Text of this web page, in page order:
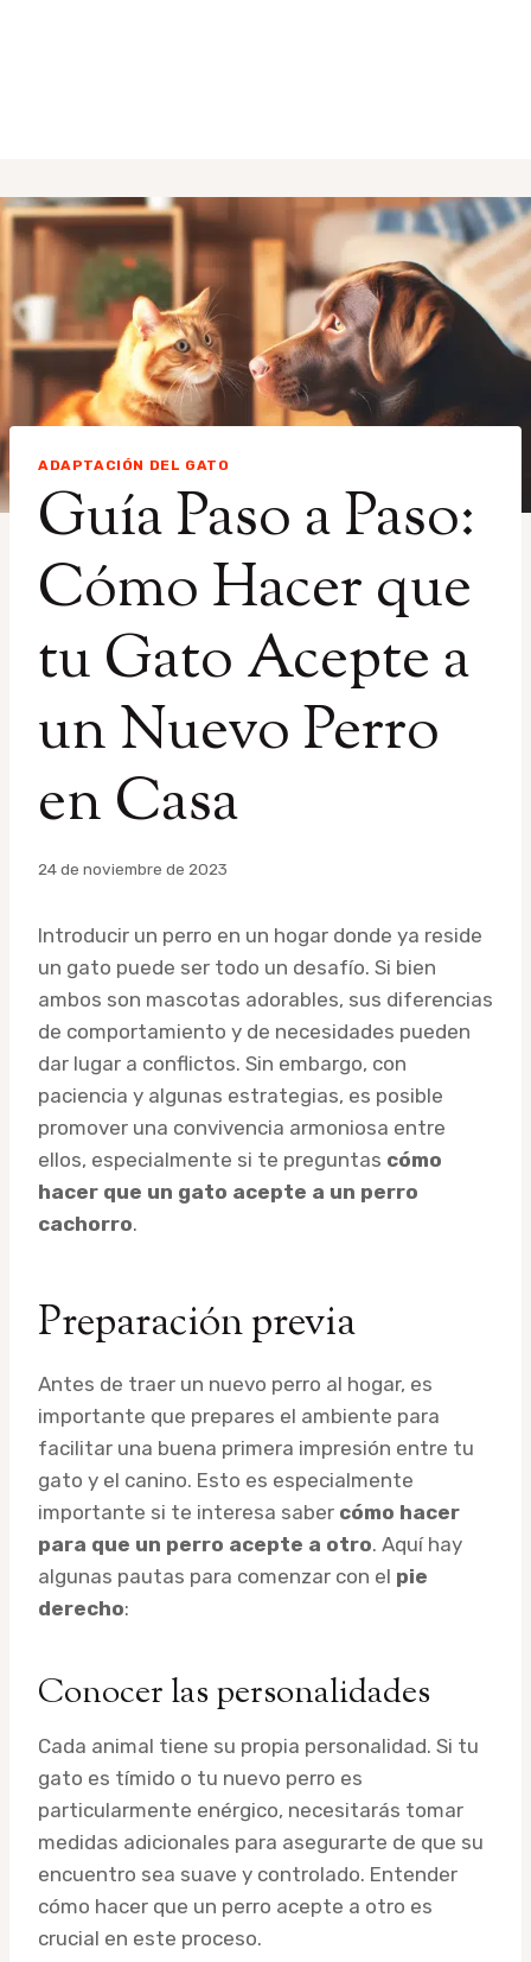
ADAPTACIÓN DEL GATO
Guía Paso a Paso:
Cómo Hacer que
tu Gato Acepte a
un Nuevo Perro
en Casa
Por
24 de noviembre de 2023
Introducir un perro en un hogar donde ya reside
un gato puede ser todo un desafío. Si bien
ambos son mascotas adorables, sus diferencias
de comportamiento y de necesidades pueden
dar lugar a conflictos. Sin embargo, con
paciencia y algunas estrategias, es posible
promover una convivencia armoniosa entre
ellos, especialmente si te preguntas cómo
hacer que un gato acepte a un perro
cachorro.
Preparación previa
Antes de traer un nuevo perro al hogar, es
importante que prepares el ambiente para
facilitar una buena primera impresión entre tu
gato y el canino. Esto es especialmente
importante si te interesa saber cómo hacer
para que un perro acepte a otro. Aquí hay
algunas pautas para comenzar con el pie
derecho:
Conocer las personalidades
Cada animal tiene su propia personalidad. Si tu
gato es tímido o tu nuevo perro es
particularmente enérgico, necesitarás tomar
medidas adicionales para asegurarte de que su
encuentro sea suave y controlado. Entender
cómo hacer que un perro acepte a otro es
crucial en este proceso.